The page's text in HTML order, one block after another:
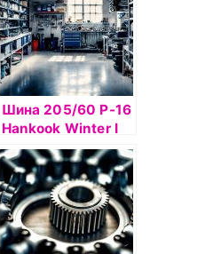
Шина 205/60 Р-16
Hankook Winter I
Pike W419 92T
шип